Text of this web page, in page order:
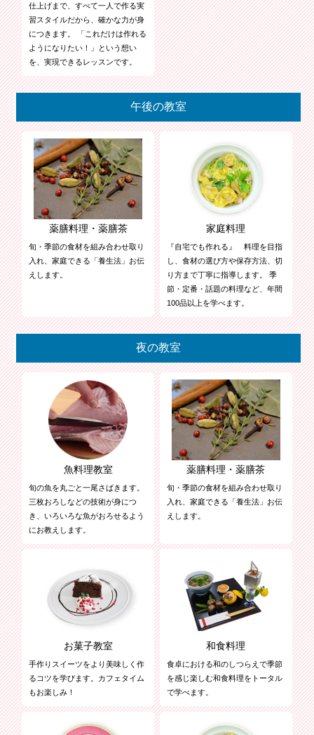
仕上げまで、すべて一人で作る実
習スタイルだから、確かな力が身
につきます。 「これだけは作れる
ようになりたい！」という想い
を、実現できるレッスンです。
午後の教室
薬膳料理・薬膳茶
旬・季節の食材を組み合わせ取り
入れ、家庭できる「養生法」お伝
えします。
家庭料理
『自宅でも作れる』 料理を目指
し、食材の選び方や保存方法、切
り方まで丁寧に指導します。 季
節・定番・話題の料理など、年間
100品以上を学べます。
夜の教室
魚料理教室
旬の魚を丸ごと一尾さばきます。
三枚おろしなどの技術が身につ
き、いろいろな魚がおろせるよう
にお教えします。
薬膳料理・薬膳茶
旬・季節の食材を組み合わせ取り
入れ、家庭できる「養生法」お伝
えします。
お菓子教室
手作りスイーツをより美味しく作
るコツを学びます。カフェタイム
もお楽しみ！
和食料理
食卓における和のしつらえで季節
を感じ楽しむ和食料理をトータル
で学べます。